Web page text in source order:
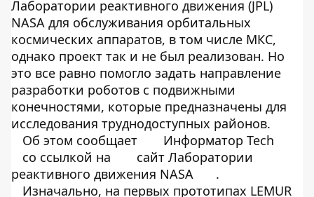
Лаборатории реактивного движения (JPL)
NASA для обслуживания орбитальных
космических аппаратов, в том числе МКС,
однако проект так и не был реализован. Но
это все равно помогло задать направление
разработки роботов с подвижными
конечностями, которые предназначены для
исследования труднодоступных районов.
Об этом сообщает
Информатор Tech
со ссылкой на
сайт Лаборатории
реактивного движения NASA
.
Изначально, на первых прототипах LEMUR